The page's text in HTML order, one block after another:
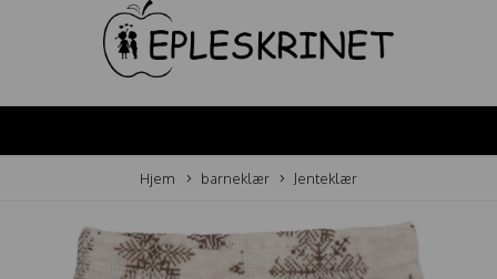
Hjem barneklær Jenteklær